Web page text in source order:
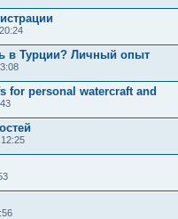
в Турции? Личный опыт
for personal watercraft and